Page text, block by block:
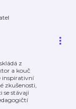
z
a kouč
inspirativní
zkušenosti,
se stávají